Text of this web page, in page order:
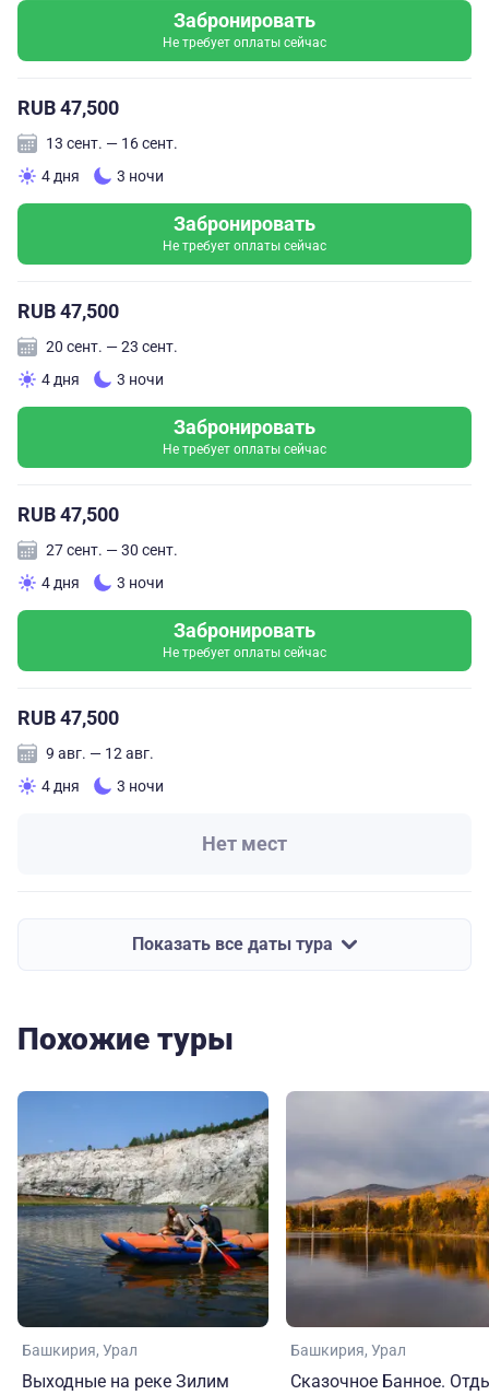
Забронировать
Не требует оплаты сейчас
RUB 47,500
13 сент. — 16 сент.
4 дня
3 ночи
Забронировать
Не требует оплаты сейчас
RUB 47,500
20 сент. — 23 сент.
4 дня
3 ночи
Забронировать
Не требует оплаты сейчас
RUB 47,500
27 сент. — 30 сент.
4 дня
3 ночи
Забронировать
Не требует оплаты сейчас
RUB 47,500
9 авг. — 12 авг.
4 дня
3 ночи
Нет мест
Показать все даты тура
Похожие туры
Башкирия Урал
Выходные на реке Зилим
Башкирия Урал
Сказочное Банное.